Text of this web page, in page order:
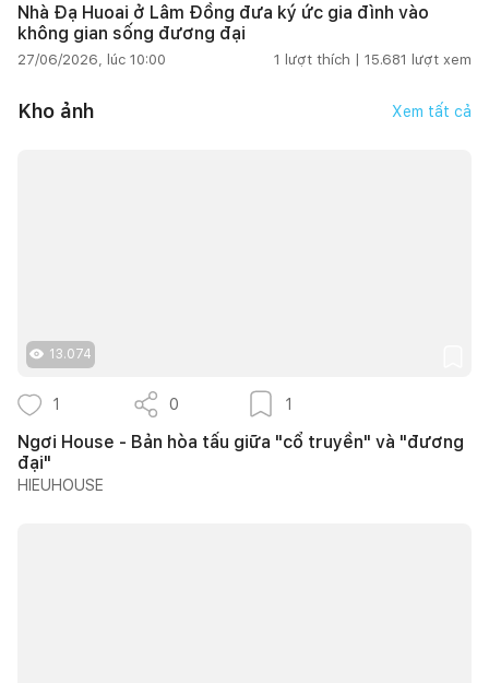
Nhà Đạ Huoai ở Lâm Đồng đưa ký ức gia đình vào
không gian sống đương đại
27/06/2026, lúc 10:00 1 lượt thích | 15.681 lượt xem
Kho ảnh Xem tất cả
13.074
1 0 1
Ngơi House - Bản hòa tấu giữa "cổ truyền" và "đương
đại"
HIEUHOUSE